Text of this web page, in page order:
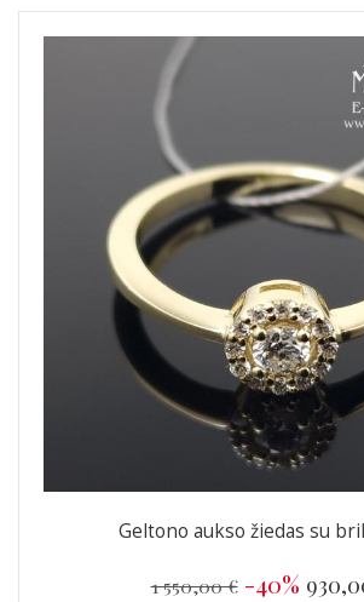
Geltono aukso žiedas su
1 550,00 € -40%